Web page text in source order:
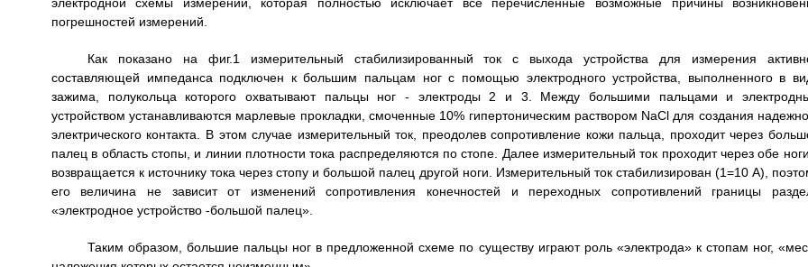
электродной схемы измерений, которая полностью исключает все перечисленные возможные причины
погрешностей измерений.
Как показано на фиг.1 измерительный стабилизированный ток с выхода устройства для измерения
составляющей импеданса подключен к большим пальцам ног с помощью электродного устройства, выполненного в
зажима, полукольца которого охватывают пальцы ног - электроды 2 и 3. Между большими пальцами и
устройством устанавливаются марлевые прокладки, смоченные 10% гипертоническим раствором NaCl для создания
электрического контакта. В этом случае измерительный ток, преодолев сопротивление кожи пальца, проходит через
палец в область стопы, и линии плотности тока распределяются по стопе. Далее измерительный ток проходит через обе
возвращается к источнику тока через стопу и большой палец другой ноги. Измерительный ток стабилизирован (1=10 А),
его величина не зависит от изменений сопротивления конечностей и переходных сопротивлений границы
«электродное устройство -большой палец».
Таким образом, большие пальцы ног в предложенной схеме по существу играют роль «электрода» к стопам ног,